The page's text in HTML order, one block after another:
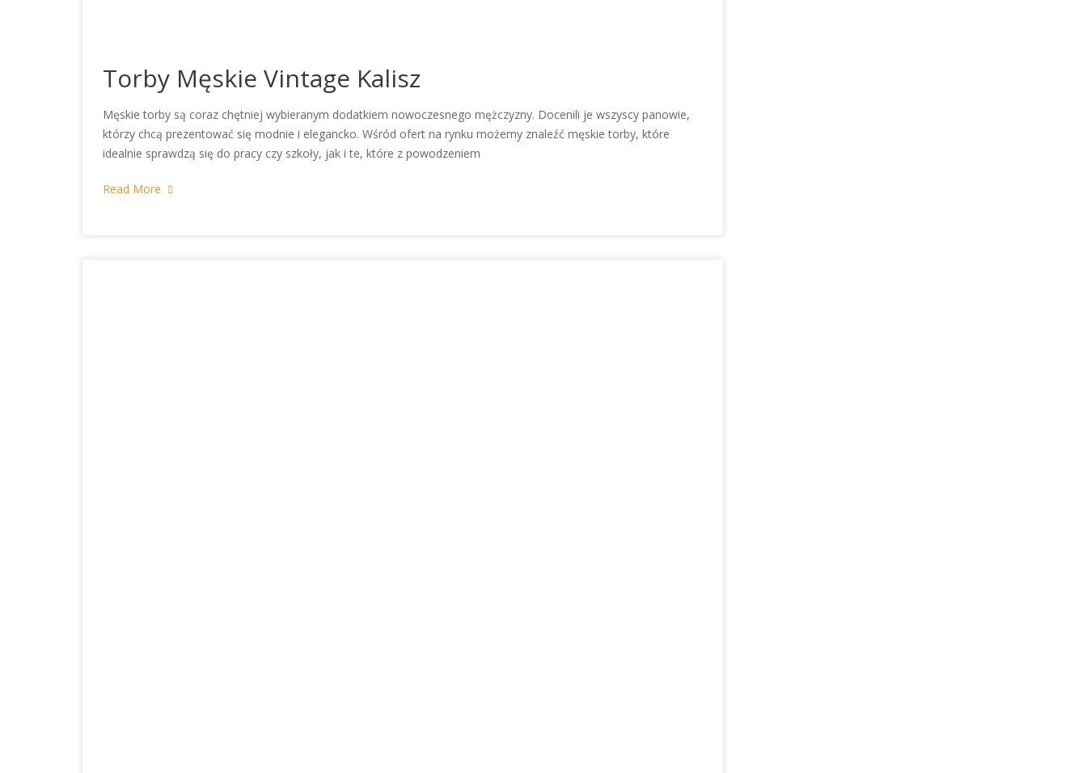
Torby Męskie Vintage Kalisz
Męskie torby są coraz chętniej wybieranym dodatkiem nowoczesnego mężczyzny. Docenili je wszyscy panowie,
którzy chcą prezentować się modnie i elegancko. Wśród ofert na rynku możemy znaleźć męskie torby, które
idealnie sprawdzą się do pracy czy szkoły, jak i te, które z powodzeniem
Read More